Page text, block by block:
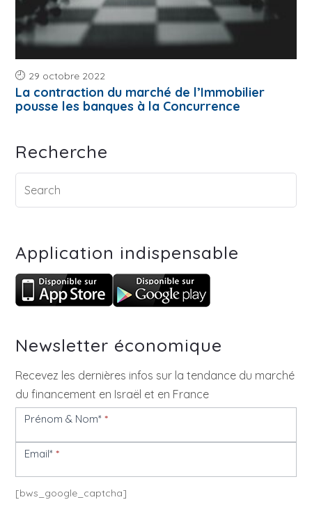
29 octobre 2022
La contraction du marché de l’Immobilier
pousse les banques à la Concurrence
Recherche
Application indispensable
Newsletter économique
Recevez les dernières infos sur la tendance du marché
du financement en Israël et en France
Newsletter
Prénom & Nom**
Email**
[bws_google_captcha]